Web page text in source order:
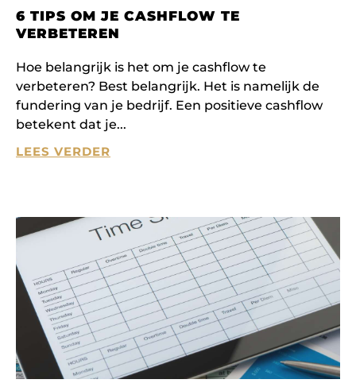
6 TIPS OM JE CASHFLOW TE
VERBETEREN
Hoe belangrijk is het om je cashflow te
verbeteren? Best belangrijk. Het is namelijk de
fundering van je bedrijf. Een positieve cashflow
betekent dat je
LEES VERDER